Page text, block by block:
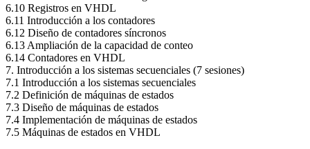
6.10 Registros en VHDL
6.11 Introducción a los contadores
6.12 Diseño de contadores síncronos
6.13 Ampliación de la capacidad de conteo
6.14 Contadores en VHDL
7. Introducción a los sistemas secuenciales (7 sesiones)
7.1 Introducción a los sistemas secuenciales
7.2 Definición de máquinas de estados
7.3 Diseño de máquinas de estados
7.4 Implementación de máquinas de estados
7.5 Máquinas de estados en VHDL